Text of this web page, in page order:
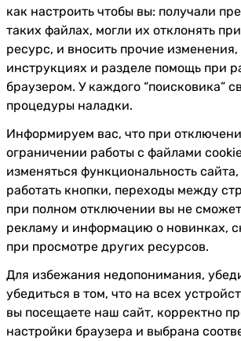
как настроить чтобы вы: получали
таких файлах, могли их отклонять
ресурс, и вносить прочие изменения,
инструкциях и разделе помощь при
браузером. У каждого “поисковика”
процедуры наладки.
Информируем вас, что при
ограничении работы с файлами
изменяться функциональность
работать кнопки, переходы между
при полном отключении вы не
рекламу и информацию о новинках,
при просмотре других ресурсов.
Для избежания недопонимания,
убедиться в том, что на всех
вы посещаете наш сайт, корректно
настройки браузера и выбрана